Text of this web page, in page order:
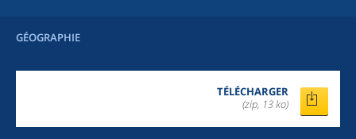
GÉOGRAPHIE
TÉLÉCHARGER
(zip, 13 ko)